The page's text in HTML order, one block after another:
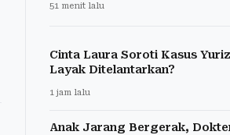
51 menit lalu
Cinta Laura Soroti Kasus
Layak Ditelantarkan?
1 jam lalu
Anak Jarang Bergerak,